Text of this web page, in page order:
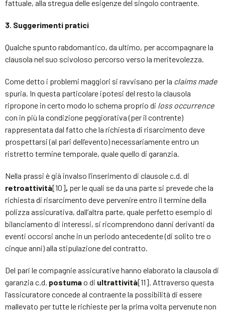
fattuale, alla stregua delle esigenze del singolo contraente.
3. Suggerimenti pratici
Qualche spunto rabdomantico, da ultimo, per accompagnare la
clausola nel suo scivoloso percorso verso la meritevolezza.
Come detto i problemi maggiori si ravvisano per la claims made
spuria. In questa particolare ipotesi del resto la clausola
ripropone in certo modo lo schema proprio di loss occurrence
con in più la condizione peggiorativa (per il contrente)
rappresentata dal fatto che la richiesta di risarcimento deve
prospettarsi (al pari dell’evento) necessariamente entro un
ristretto termine temporale, quale quello di garanzia.
Nella prassi è già invalso l’inserimento di clausole c.d. di
retroattività[10], per le quali se da una parte si prevede che la
richiesta di risarcimento deve pervenire entro il termine della
polizza assicurativa, dall’altra parte, quale perfetto esempio di
bilanciamento di interessi, si ricomprendono danni derivanti da
eventi occorsi anche in un periodo antecedente (di solito tre o
cinque anni) alla stipulazione del contratto.
Del pari le compagnie assicurative hanno elaborato la clausola di
garanzia c.d. postumao di ultrattività[11]. Attraverso questa
l’assicuratore concede al contraente la possibilità di essere
mallevato per tutte le richieste per la prima volta pervenute non